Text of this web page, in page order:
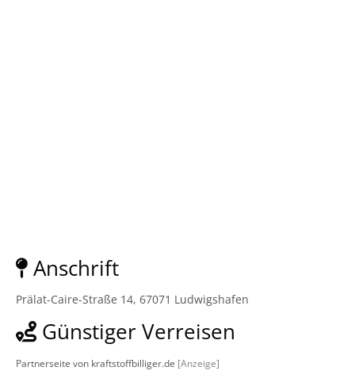
Anschrift
Prälat-Caire-Straße 14, 67071 Ludwigshafen
Günstiger Verreisen
Partnerseite von kraftstoffbilliger.de [Anzeige]